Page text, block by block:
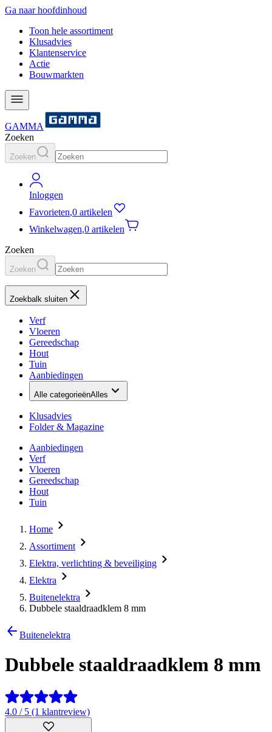
Ga naar hoofdinhoud
Toon hele assortiment
Klusadvies
Klantenservice
Actie
Bouwmarkten
GAMMA
Zoeken
Zoeken
Inloggen
Favorieten,0 artikelen
Winkelwagen,0 artikelen
Zoeken
Zoeken
Zoekbalk sluiten
Verf
Vloeren
Gereedschap
Hout
Tuin
Aanbiedingen
Alle categorieënAlles
Klusadvies
Folder & Magazine
Aanbiedingen
Verf
Vloeren
Gereedschap
Hout
Tuin
Home
Assortiment
Elektra, verlichting & beveiliging
Elektra
Buitenelektra
Dubbele staaldraadklem 8 mm
Buitenelektra
Dubbele staaldraadklem 8 mm
4.0 / 5 (1 klantreview)